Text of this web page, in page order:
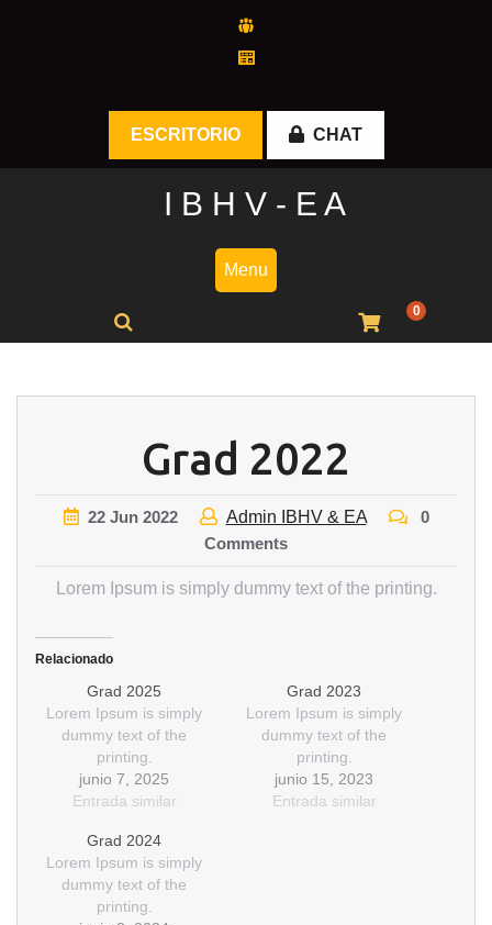
ESCRITORIO CHAT
I B H V - E A
Menu
0
Grad 2022
22 Jun 2022 Admin IBHV & EA
0
Comments
Lorem Ipsum is simply dummy text of the printing.
Relacionado
Grad 2025
Lorem Ipsum is simply
dummy text of the
printing.
junio 7, 2025
Entrada similar
Grad 2023
Lorem Ipsum is simply
dummy text of the
printing.
junio 15, 2023
Entrada similar
Grad 2024
Lorem Ipsum is simply
dummy text of the
printing.